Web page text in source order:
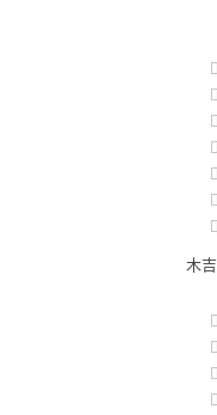
木